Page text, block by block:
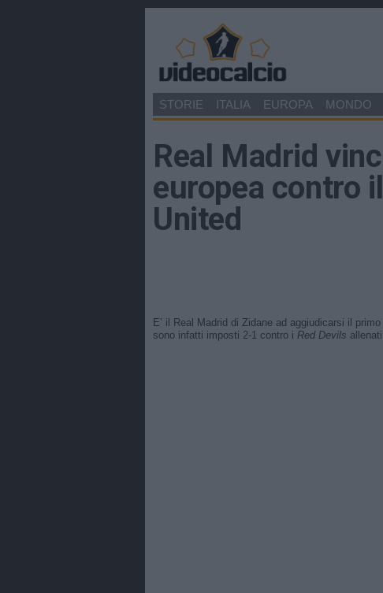
STORIE ITALIA EUROPA MONDO
Real Madrid
europea contro
United
E’ il Real Madrid di Zidane ad aggiudicarsi il
sono infatti imposti 2-1 contro i Red Devils